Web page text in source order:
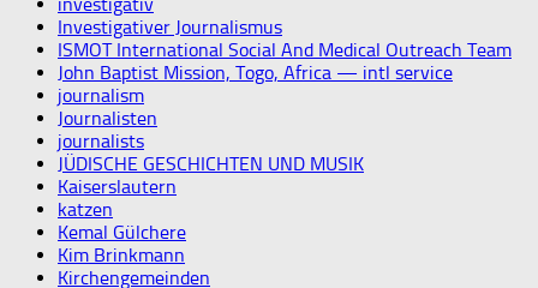
Investigativer Journalismus
ISMOT International Social And Medical Outreach Team
John Baptist Mission, Togo, Africa — intl service
journalism
Journalisten
journalists
JÜDISCHE GESCHICHTEN UND MUSIK
Kaiserslautern
katzen
Kemal Gülchere
Kim Brinkmann
Kirchengemeinden